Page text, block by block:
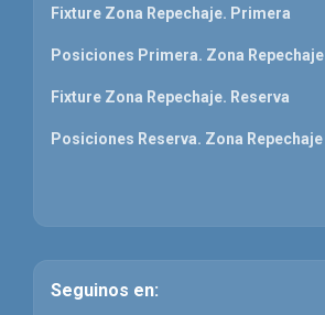
Fixture Zona Repechaje. Primera
Posiciones Primera. Zona Repechaje
Fixture Zona Repechaje. Reserva
Posiciones Reserva. Zona Repechaje
Seguinos en: